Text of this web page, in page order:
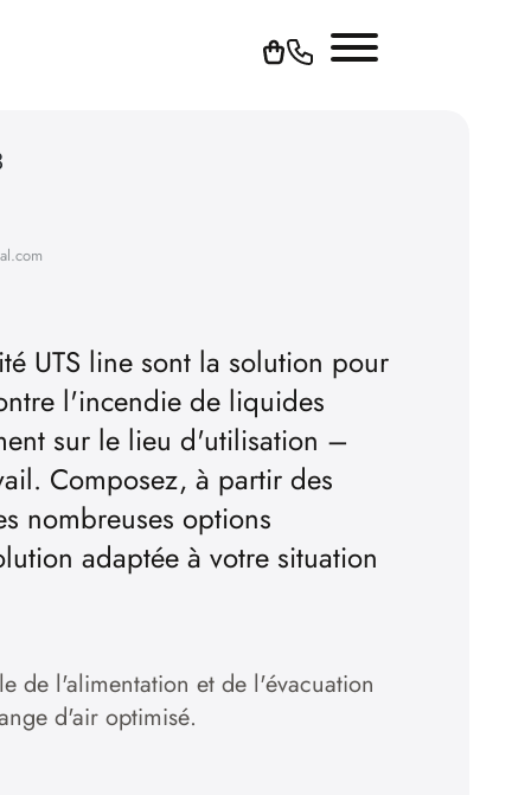
UTS line sont la solution pour
l'incendie de liquides
sur le lieu d'utilisation –
Composez, à partir des
nombreuses options
adaptée à votre situation
de l'alimentation et de l'évacuation
d'air optimisé.